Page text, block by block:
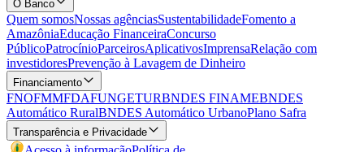
O Banco
Quem somosNossas agênciasSustentabilidadeFomento a
AmazôniaEducação FinanceiraConcurso
PúblicoPatrocínioParceirosAplicativosImprensaRelação com
investidoresPrevenção à Lavagem de Dinheiro
Financiamento
FNOFMMFDAFUNGETURBNDES FINAMEBNDES
Automático RuralBNDES Automático UrbanoPlano Safra
Transparência e Privacidade